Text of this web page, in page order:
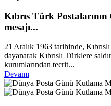
Kıbrıs Türk
mesajı...
21 Aralık 1963 tarihinde,
dayanarak Kıbrıslı Türklere
kurumlarından tecrit...
Devamı